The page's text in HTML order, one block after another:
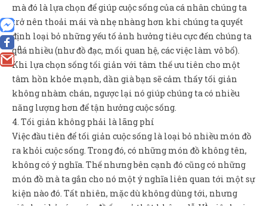
0
mà đó là lựa chọn để giúp cuộc sống của cá nhân chúng ta
trở nên thoải mái và nhẹ nhàng hơn khi chúng ta quyết
định loại bỏ những yếu tố ảnh hưởng tiêu cực đến chúng ta
quá nhiều (như đồ đạc, mối quan hệ, các việc làm vô bổ).
Khi lựa chọn sống tối giản với tâm thế ưu tiên cho một
tâm hồn khỏe mạnh, dần già bạn sẽ cảm thấy tối giản
không nhàm chán, ngược lại nó giúp chúng ta có nhiều
năng lượng hơn để tận hưởng cuộc sống.
4. Tối giản không phải là lãng phí
Việc đầu tiên để tối giản cuộc sống là loại bỏ nhiều món đồ
ra khỏi cuộc sống. Trong đó, có những món đồ không tên,
không có ý nghĩa. Thế nhưng bên cạnh đó cũng có những
món đồ mà ta gắn cho nó một ý nghĩa liên quan tới một sự
kiện nào đó. Tất nhiên, mặc dù không dùng tới, nhưng